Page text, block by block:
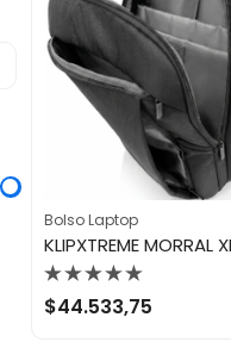
Bolso Laptop
Valorado
con
$44.533,75